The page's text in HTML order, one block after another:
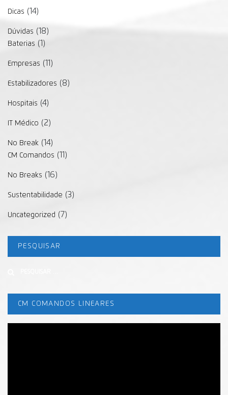
Dicas (14)
Dúvidas (18)
Baterias (1)
Empresas (11)
Estabilizadores (8)
Hospitais (4)
IT Médico (2)
No Break (14)
CM Comandos (11)
No Breaks (16)
Sustentabilidade (3)
Uncategorized (7)
PESQUISAR
CM COMANDOS LINEARES